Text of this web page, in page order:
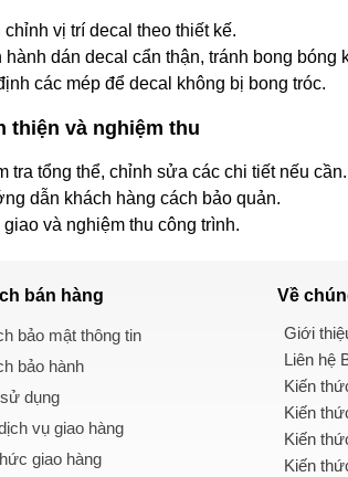
chỉnh vị trí decal theo thiết kế.
hành dán decal cẩn thận, tránh bong bóng
các mép để decal không bị bong tróc.
thiện và nghiệm thu
tra tổng thể, chỉnh sửa các chi tiết nếu cần.
dẫn khách hàng cách bảo quản.
giao và nghiệm thu công trình.
bán hàng
bảo mật thông tin
bảo hành
dụng
vụ giao hàng
giao hàng
Về
Giới
Liên hệ
Kiến
Kiến
Kiến
Kiến